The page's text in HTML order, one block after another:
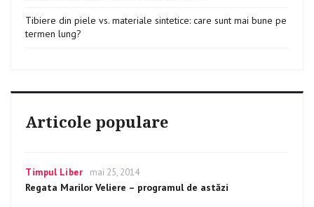
Tibiere din piele vs. materiale sintetice: care sunt mai bune pe
termen lung?
Articole populare
Categories
Timpul Liber
Posted
on
mai 25, 2014
Regata Marilor Veliere – programul de astăzi